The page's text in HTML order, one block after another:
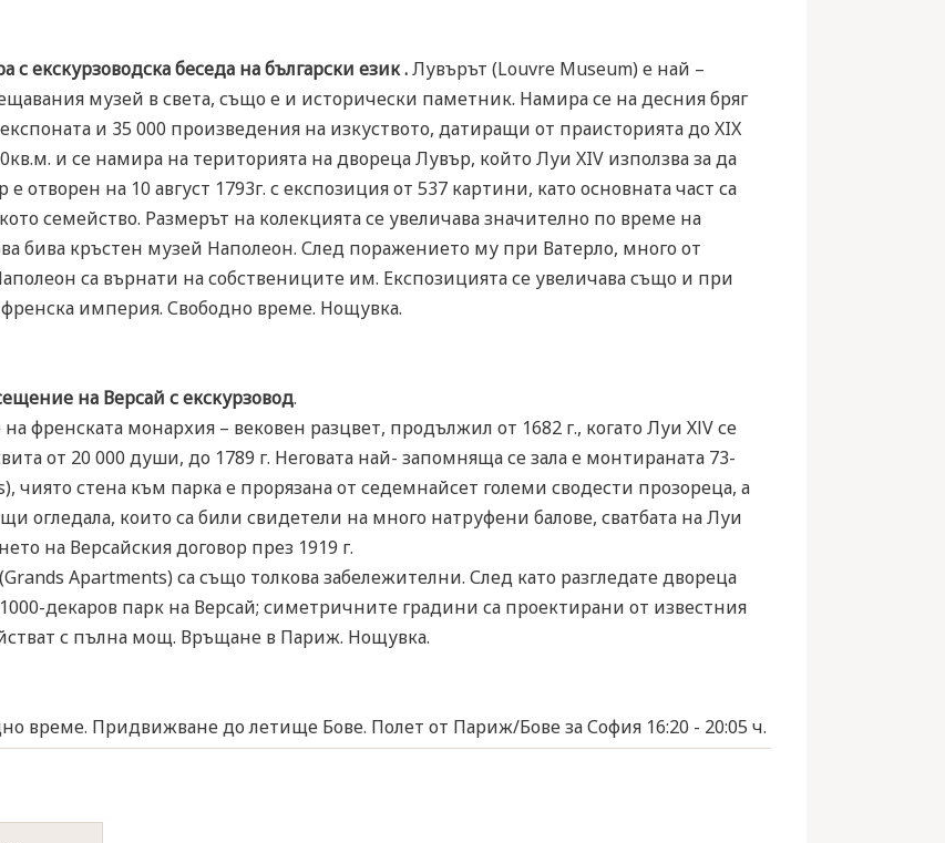
екскурзоводска беседа на български език .Лувърът (Louvre Museum) е най –
музей в света, също е и исторически паметник. Намира се на десния бряг
и 35 000 произведения на изкуството, датиращи от праисторията до XIX
и се намира на територията на двореца Лувър, който Луи XIV използва за да
отворен на 10 август 1793г. с експозиция от 537 картини, като основната част са
семейство. Размерът на колекцията се увеличава значително по време на
бива кръстен музей Наполеон. След поражението му при Ватерло, много от
са върнати на собствениците им. Експозицията се увеличава също и при
империя. Свободно време. Нощувка.
на Версай с екскурзовод.
френската монархия – вековен разцвет, продължил от 1682 г., когато Луи ХІV се
от 20 000 души, до 1789 г. Неговата най- запомняща се зала е монтираната 73-
чиято стена към парка е прорязана от седемнайсет големи сводести прозореца, а
огледала, които са били свидетели на много натруфени балове, сватбата на Луи
на Версайския договор през 1919 г.
Apartments) са също толкова забележителни. След като разгледате двореца
декаров парк на Версай; симетричните градини са проектирани от известния
с пълна мощ. Връщане в Париж. Нощувка.
време. Придвижване до летище Бове. Полет от Париж/Бове за София 16:20 - 20:05 ч.